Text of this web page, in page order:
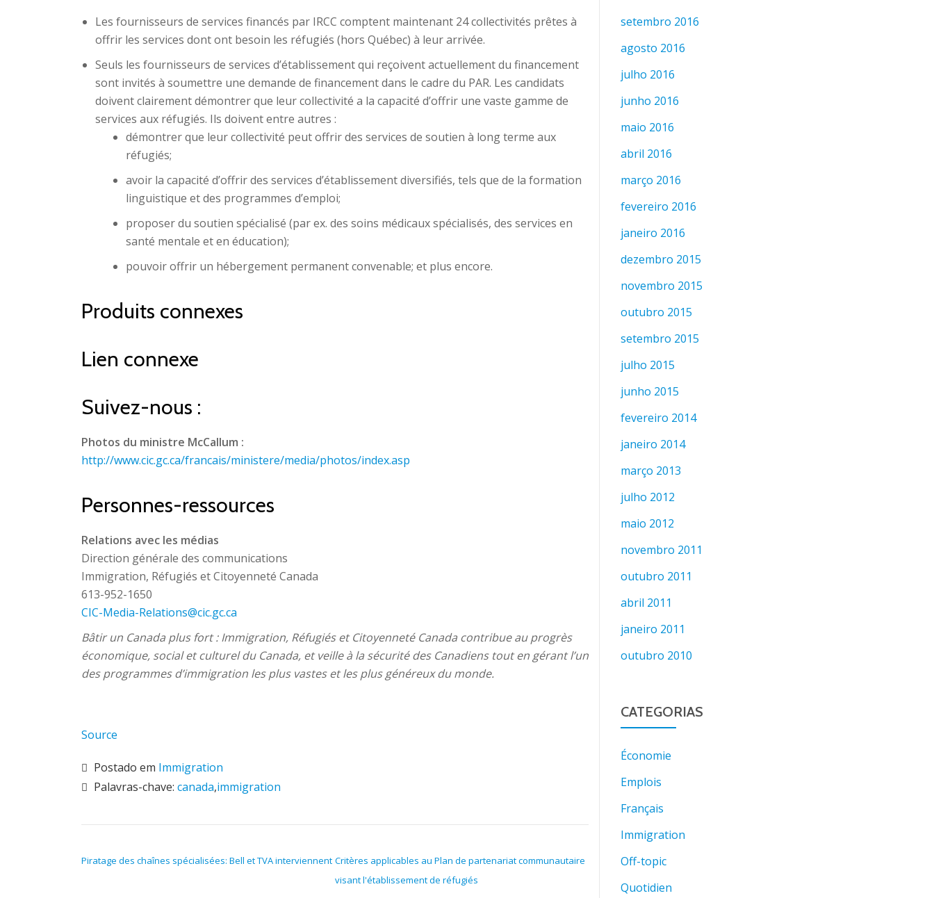
Les fournisseurs de services financés par IRCC comptent maintenant 24 collectivités prêtes à
offrir les services dont ont besoin les réfugiés (hors Québec) à leur arrivée.
Seuls les fournisseurs de services d’établissement qui reçoivent actuellement du financement
sont invités à soumettre une demande de financement dans le cadre du PAR. Les candidats
doivent clairement démontrer que leur collectivité a la capacité d’offrir une vaste gamme de
services aux réfugiés. Ils doivent entre autres :
démontrer que leur collectivité peut offrir des services de soutien à long terme aux
réfugiés;
avoir la capacité d’offrir des services d’établissement diversifiés, tels que de la formation
linguistique et des programmes d’emploi;
proposer du soutien spécialisé (par ex. des soins médicaux spécialisés, des services en
santé mentale et en éducation);
pouvoir offrir un hébergement permanent convenable; et plus encore.
Produits connexes
Lien connexe
Suivez-nous :
Photos du ministre McCallum :
http://www.cic.gc.ca/francais/ministere/media/photos/index.asp
Personnes-ressources
Relations avec les médias
Direction générale des communications
Immigration, Réfugiés et Citoyenneté Canada
613-952-1650
CIC-Media-Relations@cic.gc.ca
Bâtir un Canada plus fort : Immigration, Réfugiés et Citoyenneté Canada contribue au progrès
économique, social et culturel du Canada, et veille à la sécurité des Canadiens tout en gérant l’un
des programmes d’immigration les plus vastes et les plus généreux du monde.
Source
Postado em Immigration
Palavras-chave: canada,immigration
Piratage des chaînes spécialisées: Bell et TVA interviennent Critères applicables au Plan de partenariat communautaire
visant l'établissement de réfugiés
setembro 2016
agosto 2016
julho 2016
junho 2016
maio 2016
abril 2016
março 2016
fevereiro 2016
janeiro 2016
dezembro 2015
novembro 2015
outubro 2015
setembro 2015
julho 2015
junho 2015
fevereiro 2014
janeiro 2014
março 2013
julho 2012
maio 2012
novembro 2011
outubro 2011
abril 2011
janeiro 2011
outubro 2010
CATEGORIAS
Économie
Emplois
Français
Immigration
Off-topic
Quotidien